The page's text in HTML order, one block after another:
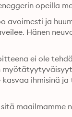
opeilla
avoimesti ja
Hänen
ei ole
ihmisinä
maailmamme